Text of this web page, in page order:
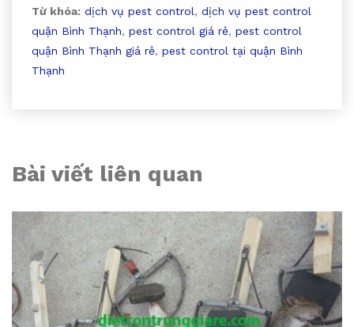
Từ khóa: dịch vụ pest control, dịch vụ pest control
quận Bình Thạnh, pest control giá rẻ, pest control
quận Bình Thạnh giá rẻ, pest control tại quận Bình
Thạnh
Bài viết liên quan